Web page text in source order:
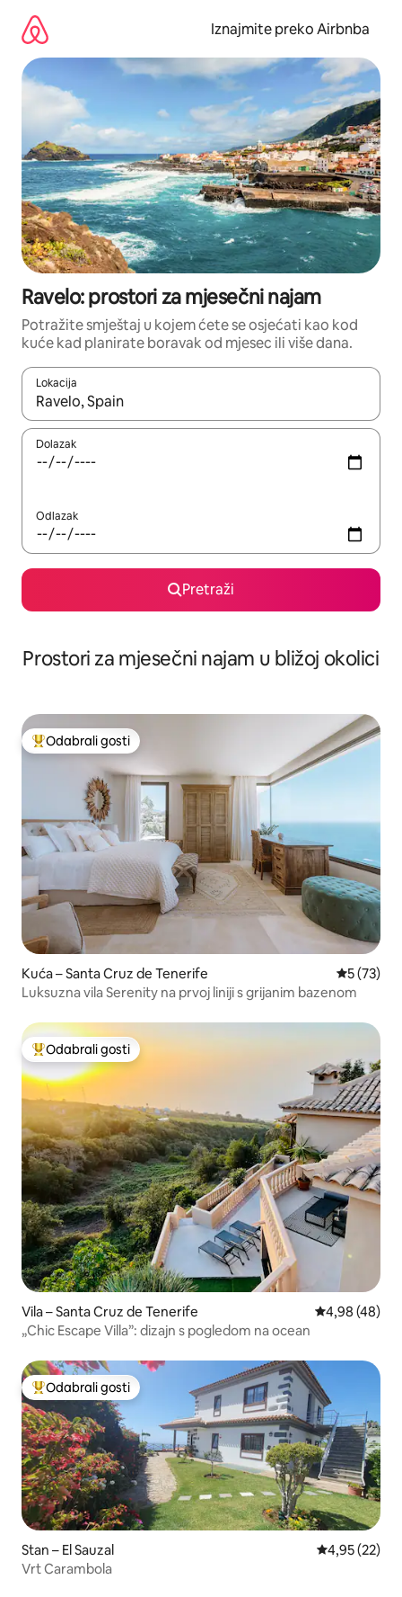
sadržaj
Iznajmite preko Airbnba
Ravelo: prostori za mjesečni najam
Potražite smještaj u kojem ćete se osjećati kao kod
kuće kad planirate boravak od mjesec ili više dana.
Lokacija
Kada budu dostupni rezultati, moći ćete ih pregledati
Dolazak
Odlazak
Pretraži
Prostori za mjesečni najam u bližoj okolici
Među najviše rangiranima s oznakom „Odabrali gosti”
Odabrali gosti
Kuća – Santa Cruz de Tenerife Prosječna
5 (73)
Luksuzna vila Serenity na prvoj liniji s grijanim bazenom
Među najviše rangiranima s oznakom „Odabrali gosti”
Odabrali gosti
Vila – Santa Cruz de Tenerife Prosječna
4,98 (48)
„Chic Escape Villa”: dizajn s pogledom na ocean
Među najviše rangiranima s oznakom „Odabrali gosti”
Odabrali gosti
Stan – El Sauzal Prosječna
4,95 (22)
Vrt Carambola